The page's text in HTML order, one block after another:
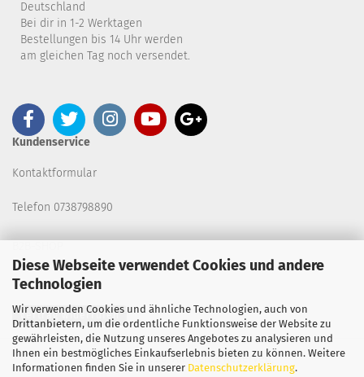
Diese Webseite verwendet Cookies und andere
Technologien
Wir verwenden Cookies und ähnliche Technologien, auch von
Drittanbietern, um die ordentliche Funktionsweise der Website zu
gewährleisten, die Nutzung unseres Angebotes zu analysieren und
Ihnen ein bestmögliches Einkaufserlebnis bieten zu können. Weitere
Informationen finden Sie in unserer Datenschutzerklärung.
Deutschland
Bei dir in 1-2 Werktagen
Bestellungen bis 14 Uhr werden
am gleichen Tag noch versendet.
Kundenservice
Kontaktformular
Telefon 0738798890
Vertrag widerrufen
Copyright 2026. All Rights Reserved.